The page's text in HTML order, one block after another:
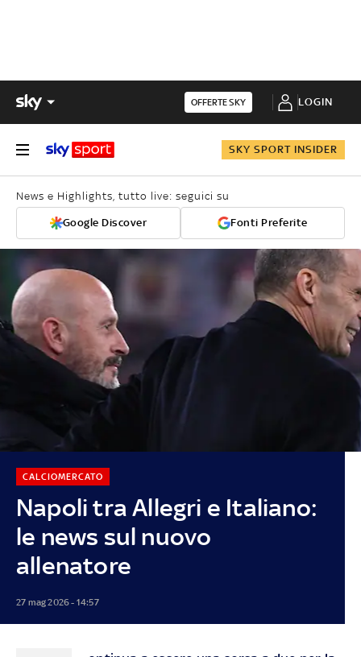
OFFERTE SKY LOGIN
SKY SPORT INSIDER
News e Highlights, tutto live: seguici su
Google Discover Fonti Preferite
Napoli tra Allegri e Italiano:
le news sul nuovo
allenatore
CALCIOMERCATO
27 mag 2026 - 14:57